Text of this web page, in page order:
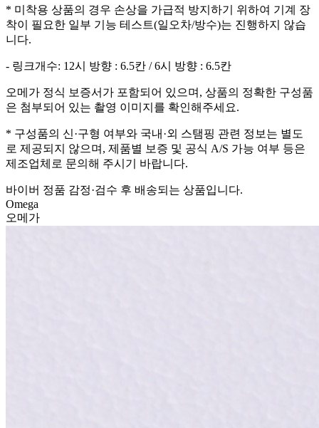
* 미착용 상품의 경우 손상을 가급적 방지하기 위하여 기계 장
착이 필요한 일부 기능 테스트(일오차/방수)는 진행하지 않습
니다.
- 링크개수: 12시 방향 : 6.5칸 / 6시 방향 : 6.5칸
오메가 정식 보증서가 포함되어 있으며, 상품의 정확한 구성품
은 첨부되어 있는 촬영 이미지를 확인해주세요.
* 구성품의 신·구형 여부와 국내·외 스탬핑 관련 정보는 별도
로 제공되지 않으며, 제품별 보증 및 공식 A/S 가능 여부 등은
제조업체로 문의해 주시기 바랍니다.
바이버 정품 감정·검수 후 배송되는 상품입니다.
Omega
오메가